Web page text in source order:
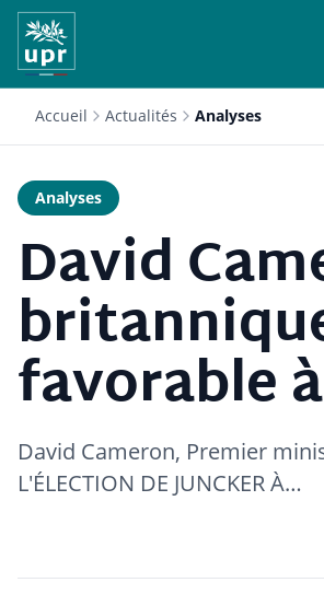
Accueil Actualités Analyses
Analyses
David
favorable
David Cameron, Premier
L'ÉLECTION DE JUNCKER À…